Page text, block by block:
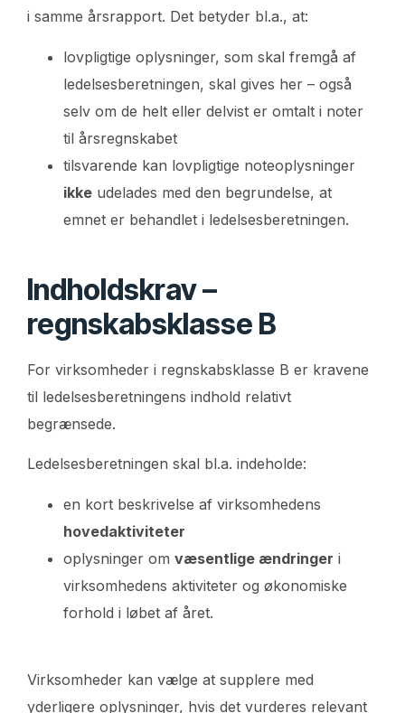
i samme årsrapport. Det betyder bl.a., at:
lovpligtige oplysninger, som skal fremgå af
ledelsesberetningen, skal gives her – også
selv om de helt eller delvist er omtalt i noter
til årsregnskabet
tilsvarende kan lovpligtige noteoplysninger
ikke udelades med den begrundelse, at
emnet er behandlet i ledelsesberetningen.
Indholdskrav –
regnskabsklasse B
For virksomheder i regnskabsklasse B er kravene
til ledelsesberetningens indhold relativt
begrænsede.
Ledelsesberetningen skal bl.a. indeholde:
en kort beskrivelse af virksomhedens
hovedaktiviteter
oplysninger om væsentlige ændringer i
virksomhedens aktiviteter og økonomiske
forhold i løbet af året.
Virksomheder kan vælge at supplere med
yderligere oplysninger, hvis det vurderes relevant